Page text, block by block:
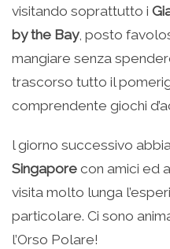
visitando soprattutto i
by the Bay, posto
mangiare senza
trascorso tutto il
comprendente giochi
l giorno successivo
Singapore con amici ed
visita molto lunga
particolare. Ci sono
l’Orso Polare!